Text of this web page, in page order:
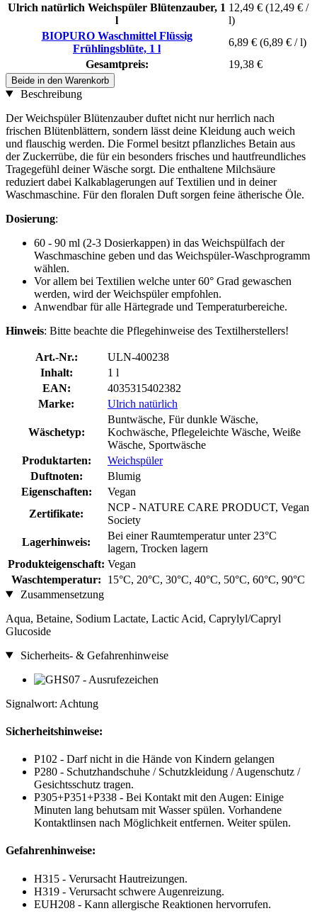
Ulrich natürlich Weichspüler Blütenzauber, 1
l
12,49 € (12,49 € /
l)
BIOPURO Waschmittel Flüssig
Frühlingsblüte, 1 l
6,89 € (6,89 € / l)
Gesamtpreis:
19,38 €
Beide in den Warenkorb
Beschreibung
Der Weichspüler Blütenzauber duftet nicht nur herrlich nach
frischen Blütenblättern, sondern lässt deine Kleidung auch weich
und flauschig werden. Die Formel besitzt pflanzliches Betain aus
der Zuckerrübe, die für ein besonders frisches und hautfreundliches
Tragegefühl deiner Wäsche sorgt. Die enthaltene Milchsäure
reduziert dabei Kalkablagerungen auf Textilien und in deiner
Waschmaschine. Für den floralen Duft sorgen feine ätherische Öle.
Dosierung:
60 - 90 ml (2-3 Dosierkappen) in das Weichspülfach der
Waschmaschine geben und das Weichspüler-Waschprogramm
wählen.
Vor allem bei Textilien welche unter 60° Grad gewaschen
werden, wird der Weichspüler empfohlen.
Anwendbar für alle Härtegrade und Temperaturbereiche.
Hinweis: Bitte beachte die Pflegehinweise des Textilherstellers!
Art.-Nr.:
ULN-400238
Inhalt:
1 l
EAN:
4035315402382
Marke:
Ulrich natürlich
Wäschetyp:
Buntwäsche, Für dunkle Wäsche,
Kochwäsche, Pflegeleichte Wäsche, Weiße
Wäsche, Sportwäsche
Produktarten:
Weichspüler
Duftnoten:
Blumig
Eigenschaften:
Vegan
Zertifikate:
NCP - NATURE CARE PRODUCT, Vegan
Society
Lagerhinweis:
Bei einer Raumtemperatur unter 23°C
lagern, Trocken lagern
Produkteigenschaft: Vegan
Waschtemperatur:
15°C, 20°C, 30°C, 40°C, 50°C, 60°C, 90°C
Zusammensetzung
Aqua, Betaine, Sodium Lactate, Lactic Acid, Caprylyl/Capryl
Glucoside
Sicherheits- & Gefahrenhinweise
Signalwort: Achtung
Sicherheitshinweise:
P102 - Darf nicht in die Hände von Kindern gelangen
P280 - Schutzhandschuhe / Schutzkleidung / Augenschutz /
Gesichtsschutz tragen.
P305+P351+P338 - Bei Kontakt mit den Augen: Einige
Minuten lang behutsam mit Wasser spülen. Vorhandene
Kontaktlinsen nach Möglichkeit entfernen. Weiter spülen.
Gefahrenhinweise:
H315 - Verursacht Hautreizungen.
H319 - Verursacht schwere Augenreizung.
EUH208 - Kann allergische Reaktionen hervorrufen.